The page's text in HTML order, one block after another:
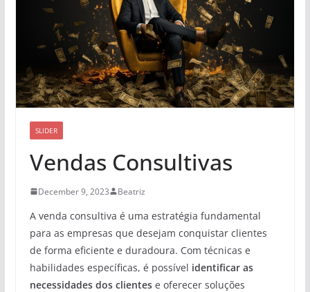
SLIDER
Vendas Consultivas
December 9, 2023 Beatriz
A venda consultiva é uma estratégia fundamental
para as empresas que desejam conquistar clientes
de forma eficiente e duradoura. Com técnicas e
habilidades específicas, é possível identificar as
necessidades dos clientese oferecer soluções